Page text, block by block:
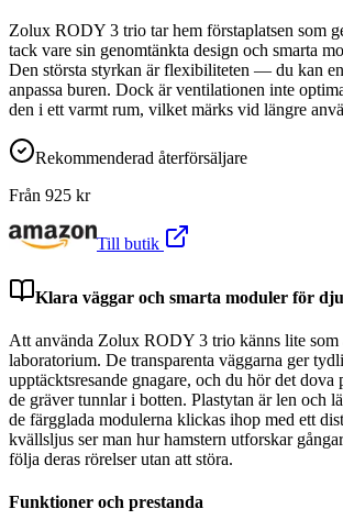
Zolux RODY 3 trio tar hem förstaplatsen som
tack vare sin genomtänkta design och smarta
Den största styrkan är flexibiliteten — du kan
anpassa buren. Dock är ventilationen inte
den i ett varmt rum, vilket märks vid längre
Rekommenderad återförsäljare
Från 925 kr
Till butik
Klara väggar och smarta moduler för
Att använda Zolux RODY 3 trio känns lite som
laboratorium. De transparenta väggarna ger
upptäcktsresande gnagare, och du hör det dova
de gräver tunnlar i botten. Plastytan är len och
de färgglada modulerna klickas ihop med ett
kvällsljus ser man hur hamstern utforskar
följa deras rörelser utan att störa.
Funktioner och prestanda